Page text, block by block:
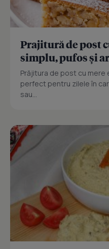
Prajitură de post
simplu, pufos și
Prăjitura de post cu
perfect pentru zilele în
sau...